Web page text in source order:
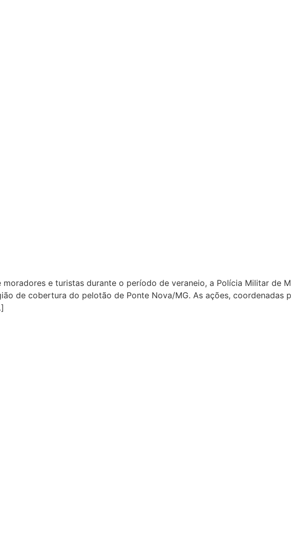
e turistas durante o período de veraneio, a Polícia Militar de
de cobertura do pelotão de Ponte Nova/MG. As ações, coordenadas